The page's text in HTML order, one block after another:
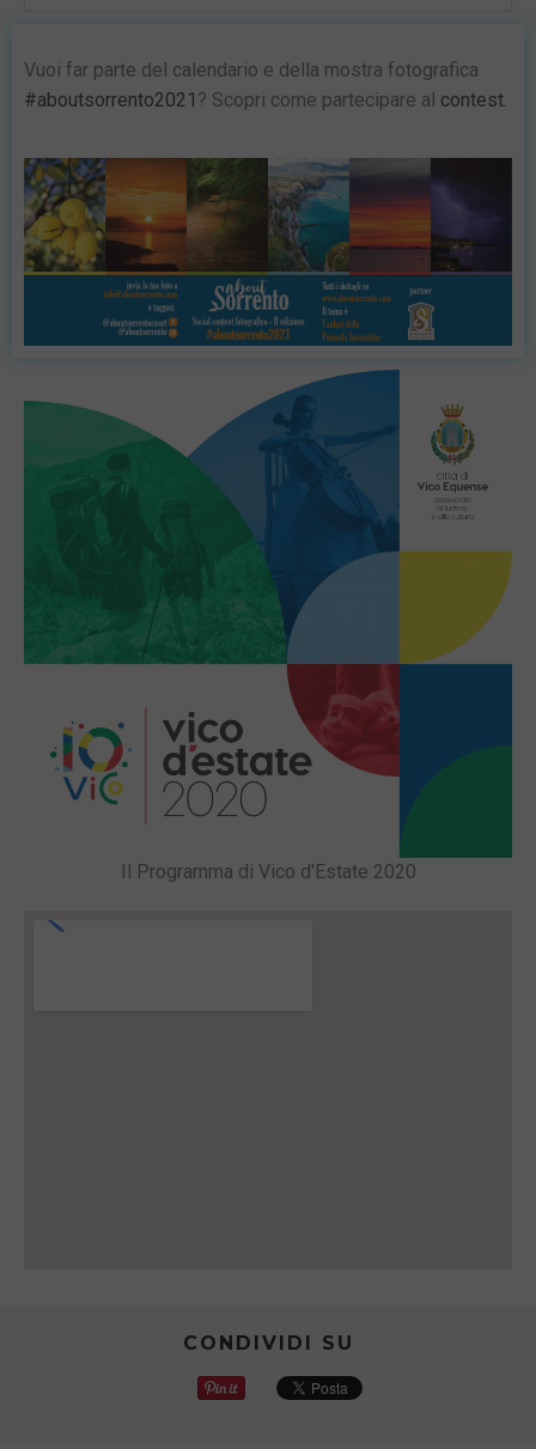
Vuoi far parte del calendario e della mostra fotografica
#aboutsorrento2021 ? Scopri come partecipare al contest.
Il Programma di Vico d'Estate 2020
CONDIVIDI SU